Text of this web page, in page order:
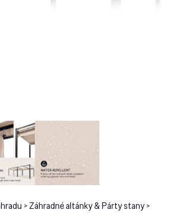
> Záhradné altánky & Párty stany >